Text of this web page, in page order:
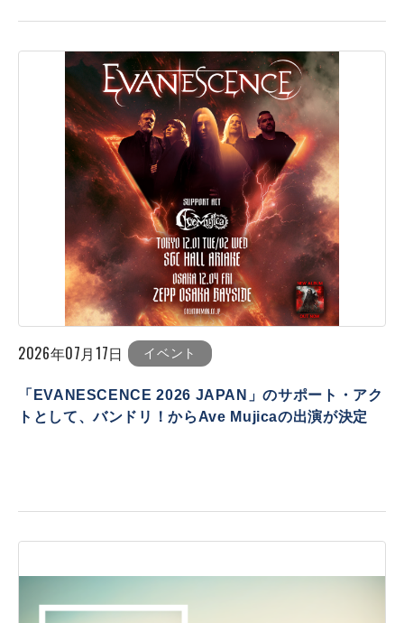
2026年07月17日 イベント
「EVANESCENCE 2026 JAPAN」のサポート・アク
トとして、バンドリ！からAve Mujicaの出演が決定